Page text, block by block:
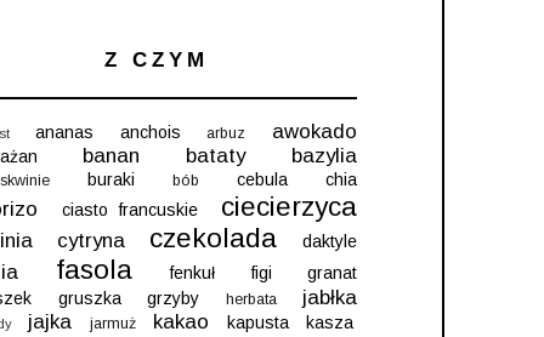
Z CZYM
ananas anchois arbuz awokado
banan bataty bazylia
buraki bób cebula chia
ciasto francuskie ciecierzyca
cytryna czekolada daktyle
fasola fenkuł figi
granat
gruszka grzyby herbata jabłka
jajka jarmuż kakao kapusta
kasza